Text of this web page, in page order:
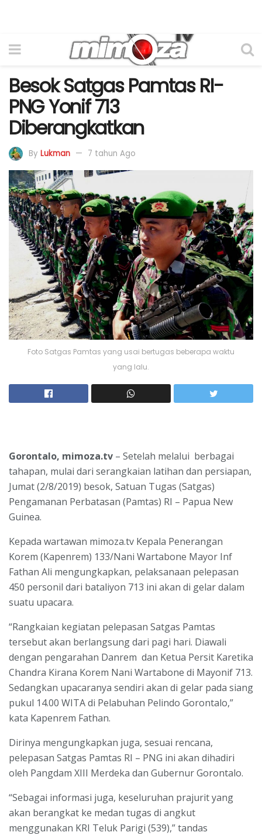
Besok Satgas Pamtas RI-
PNG Yonif 713
Diberangkatkan
By Lukman 7 tahun Ago
Foto Satgas Pamtas yang usai bertugas beberapa waktu
yang lalu.
Gorontalo, mimoza.tv – Setelah melalui berbagai
tahapan, mulai dari serangkaian latihan dan persiapan,
Jumat (2/8/2019) besok, Satuan Tugas (Satgas)
Pengamanan Perbatasan (Pamtas) RI – Papua New
Guinea.
Kepada wartawan mimoza.tv Kepala Penerangan
Korem (Kapenrem) 133/Nani Wartabone Mayor Inf
Fathan Ali mengungkapkan, pelaksanaan pelepasan
450 personil dari bataliyon 713 ini akan di gelar dalam
suatu upacara.
“Rangkaian kegiatan pelepasan Satgas Pamtas
tersebut akan berlangsung dari pagi hari. Diawali
dengan pengarahan Danrem dan Ketua Persit Karetika
Chandra Kirana Korem Nani Wartabone di Mayonif 713.
Sedangkan upacaranya sendiri akan di gelar pada siang
pukul 14.00 WITA di Pelabuhan Pelindo Gorontalo,”
kata Kapenrem Fathan.
Dirinya mengungkapkan juga, sesuai rencana,
pelepasan Satgas Pamtas RI – PNG ini akan dihadiri
oleh Pangdam XIII Merdeka dan Gubernur Gorontalo.
“Sebagai informasi juga, keseluruhan prajurit yang
akan berangkat ke medan tugas di angkut
menggunakan KRI Teluk Parigi (539),” tandas